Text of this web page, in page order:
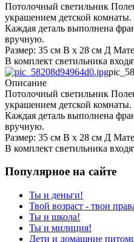
Потолочный светильник
украшением детской комнаты.
Каждая деталь выполнена
вручную.
Размер: 35 см В х 28 см Д
В комплект светильника
Описание
Потолочный светильник
украшением детской комнаты.
Каждая деталь выполнена
вручную.
Размер: 35 см В х 28 см Д
В комплект светильника
Популярное на сайте
Ты и деньги!
Твой возраст - твои
Ты и школа!
Ты и милиция!
Дети и домашние